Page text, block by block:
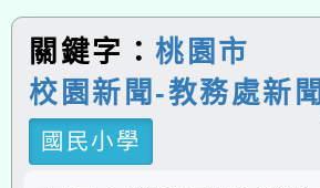
關鍵字：桃園市
校園新聞-教務處新聞
國民小學